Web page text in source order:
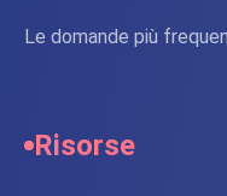
Le domande più
Risorse